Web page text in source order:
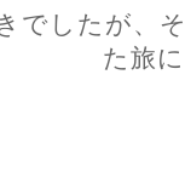
でしたが、
た旅